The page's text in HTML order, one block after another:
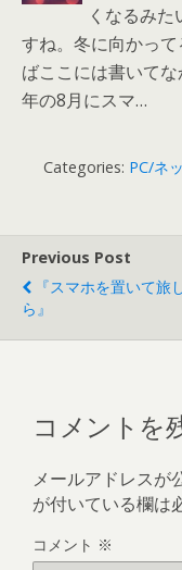
くなるみ
すね。冬に向かっ
ばここには書いて
年の8月にスマ…
Categories: PC/ネ
Previous Post
『スマホを置いて旅
ら』
コメントを
メールアドレスが
が付いている欄は
コメント ※